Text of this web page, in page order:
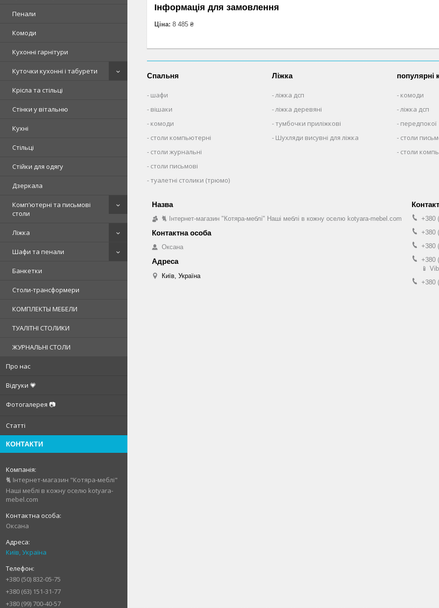
Пенали
Комоди
Кухонні гарнітури
Куточки кухонні і табурети
Крісла та стільці
Стінки у вітальню
Кухні
Стільці
Стійки для одягу
Дзеркала
Комп'ютерні та письмові
столи
Ліжка
Шафи та пенали
Банкетки
Столи-трансформери
КОМПЛЕКТЫ МЕБЕЛИ
ТУАЛІТНІ СТОЛИКИ
ЖУРНАЛЬНІ СТОЛИ
Про нас
Відгуки 💗
Фотогалерея 📷
Статті
КОНТАКТИ
🐈 Інтернет-магазин "Котяра-меблі"
Наші меблі в кожну оселю kotyara-
mebel.com
Оксана
Київ, Україна
+380 (50) 832-05-75
+380 (63) 151-31-77
+380 (99) 700-40-57
Інформація для замовлення
Ціна: 8 485 ₴
Спальня
шафи
вішаки
комоди
столи компьютерні
столи журнальні
столи письмові
туалетні столики (трюмо)
Ліжка
ліжка дсп
ліжка деревяні
тумбочки приліжкові
Шухляди висувні для ліжка
популярні
комоди
ліжка дсп
передпокої
столи
столи
🐈 Інтернет-магазин "Котяра-меблі" Наші меблі в кожну оселю kotyara-mebel.com
Оксана
Київ, Україна
+380
+380
+380
+380
📱
+380